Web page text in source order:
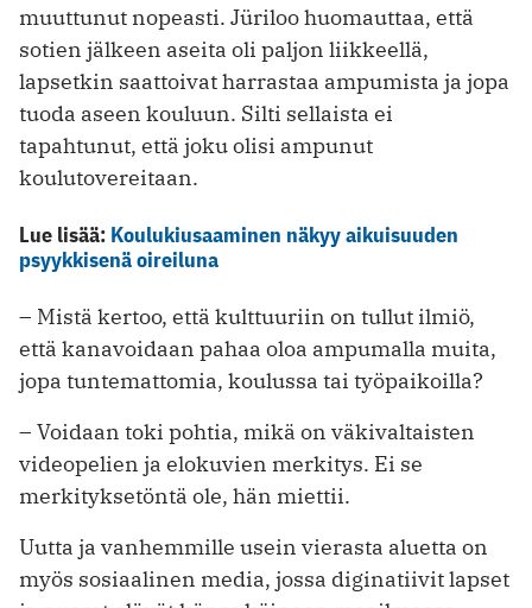
muuttunut nopeasti. Jüriloo huomauttaa, että
sotien jälkeen aseita oli paljon liikkeellä,
lapsetkin saattoivat harrastaa ampumista ja jopa
tuoda aseen kouluun. Silti sellaista ei
tapahtunut, että joku olisi ampunut
koulutovereitaan.
Lue lisää: Koulukiusaaminen näkyy aikuisuuden
psyykkisenä oireiluna
– Mistä kertoo, että kulttuuriin on tullut ilmiö,
että kanavoidaan pahaa oloa ampumalla muita,
jopa tuntemattomia, koulussa tai työpaikoilla?
– Voidaan toki pohtia, mikä on väkivaltaisten
videopelien ja elokuvien merkitys. Ei se
merkityksetöntä ole, hän miettii.
Uutta ja vanhemmille usein vierasta aluetta on
myös sosiaalinen media, jossa diginatiivit lapset